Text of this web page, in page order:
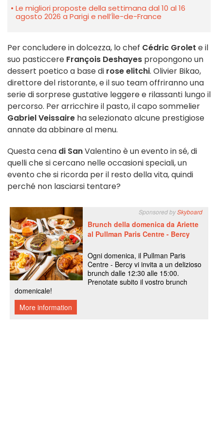
Le migliori proposte della settimana dal 10 al 16
agosto 2026 a Parigi e nell’Île-de-France
Per concludere in dolcezza, lo chef Cédric Grolet e il
suo pasticcere François Deshayes propongono un
dessert poetico a base di rose elitchi. Olivier Bikao,
direttore del ristorante, e il suo team offriranno una
serie di sorprese gustative leggere e rilassanti lungo il
percorso. Per arricchire il pasto, il capo sommelier
Gabriel Veissaire ha selezionato alcune prestigiose
annate da abbinare al menu.
Questa cena di SanValentino è un evento in sé, di
quelli che si cercano nelle occasioni speciali, un
evento che si ricorda per il resto della vita, quindi
perché non lasciarsi tentare?